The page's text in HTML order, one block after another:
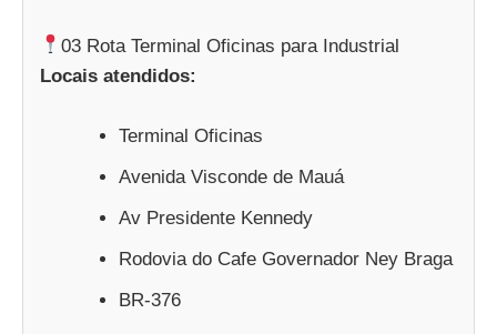
03 Rota Terminal Oficinas para Industrial
Locais atendidos:
Terminal Oficinas
Avenida Visconde de Mauá
Av Presidente Kennedy
Rodovia do Cafe Governador Ney Braga
BR-376